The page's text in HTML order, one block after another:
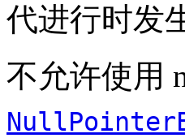
代进行时发
不允许使用